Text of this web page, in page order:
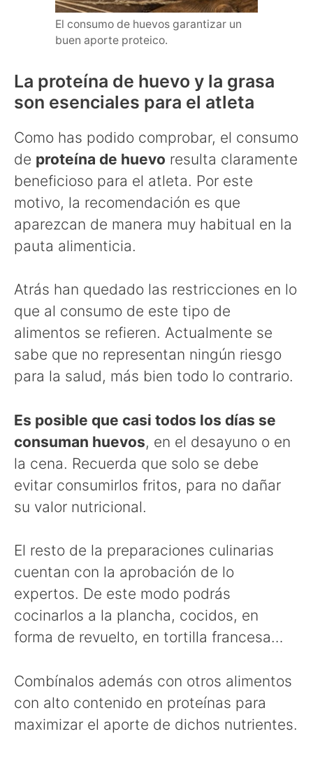
El consumo de huevos garantizar un
buen aporte proteico.
La proteína de huevo y la grasa
son esenciales para el atleta
Como has podido comprobar, el consumo
de proteína de huevo resulta claramente
beneficioso para el atleta. Por este
motivo, la recomendación es que
aparezcan de manera muy habitual en la
pauta alimenticia.
Atrás han quedado las restricciones en lo
que al consumo de este tipo de
alimentos se refieren. Actualmente se
sabe que no representan ningún riesgo
para la salud, más bien todo lo contrario.
Es posible que casi todos los días se
consuman huevos, en el desayuno o en
la cena. Recuerda que solo se debe
evitar consumirlos fritos, para no dañar
su valor nutricional.
El resto de la preparaciones culinarias
cuentan con la aprobación de lo
expertos. De este modo podrás
cocinarlos a la plancha, cocidos, en
forma de revuelto, en tortilla francesa…
Combínalos además con otros alimentos
con alto contenido en proteínas para
maximizar el aporte de dichos nutrientes.